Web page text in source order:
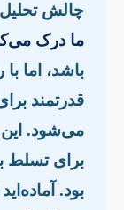
چالش تحلیل
ما درک
باشد، اما
قدرتمند
می‌شود. این
برای تسلط
بود.